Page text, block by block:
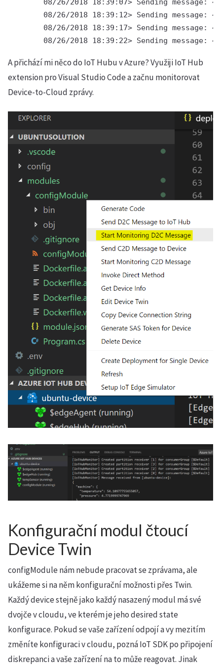
08/26/2018 18:39:07> Sending message:
08/26/2018 18:39:12> Sending message:
08/26/2018 18:39:17> Sending message:
08/26/2018 18:39:22> Sending message:
A přichází mi něco do IoT Hubu v Azure? Využiji IoT Hub
extension pro Visual Studio Code a začnu monitorovat
Device-to-Cloud zprávy.
Konfigurační modul čtoucí
Device Twin
configModule nám nebude pracovat se zprávama, ale
ukážeme si na něm konfigurační možnosti přes Twin.
Každý device stejně jako každý nasazený modul má své
dvojče v cloudu, ve kterém je jeho desired state
konfigurace. Pokud se vaše zařízení odpojí a vy mezitím
změníte konfiguraci v cloudu, pozná IoT SDK po připojení
diskrepanci a vaše zařízení na to může reagovat. Jinak